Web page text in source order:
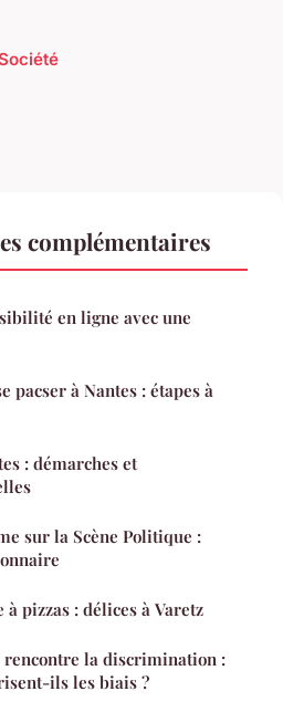
complémentaires
en ligne avec une
pacser à Nantes : étapes à
: démarches et
sur la Scène Politique :
pizzas : délices à Varetz
rencontre la discrimination :
ils les biais ?